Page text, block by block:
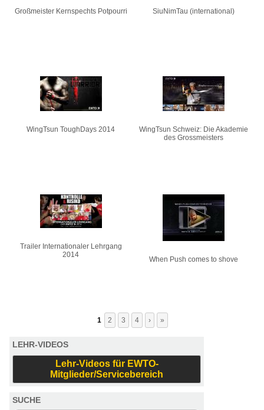
Großmeister Kernspechts Potpourri SiuNimTau (international)
WingTsun ToughDays 2014
WingTsun Schweiz: Die Akademie
des Grossmeisters
Trailer Internationaler Lehrgang
2014
When Push comes to shove
1 2 3 4 › »
LEHR-VIDEOS
Lehr-Videos für EWTO-
Mitglieder/Servicebereich
SUCHE